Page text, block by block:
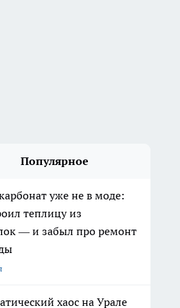
Популярное
уже не в моде:
теплицу из
— и забыл про ремонт
хаос на Урале